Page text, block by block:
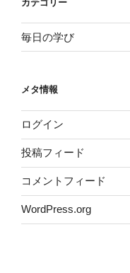
カテゴリー
毎日の学び
メタ情報
ログイン
投稿フィード
コメントフィード
WordPress.org